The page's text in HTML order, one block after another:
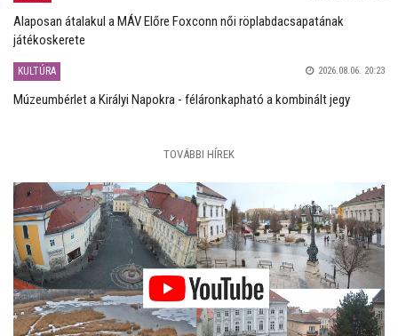
Alaposan átalakul a MÁV Előre Foxconn női röplabdacsapatának
játékoskerete
KULTÚRA 2026.08.06. 20:23
Múzeumbérlet a Királyi Napokra - féláronkapható a kombinált jegy
TOVÁBBI HÍREK